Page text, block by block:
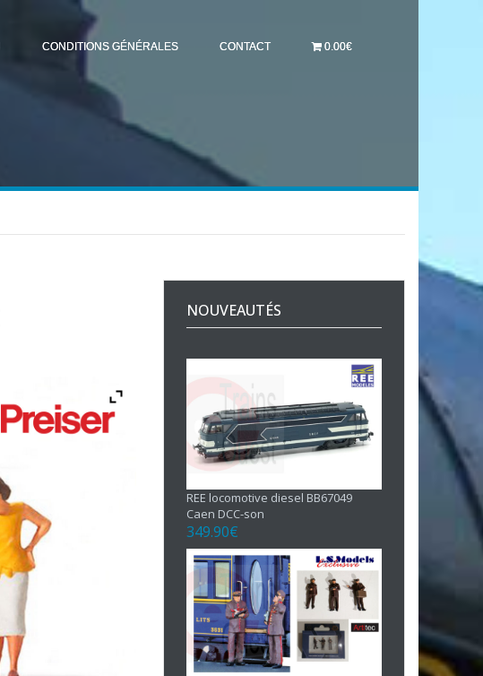
CONDITIONS GÉNÉRALES CONTACT 0.00€
NOUVEAUTÉS
REE locomotive diesel BB67049
Caen DCC-son
349.90€